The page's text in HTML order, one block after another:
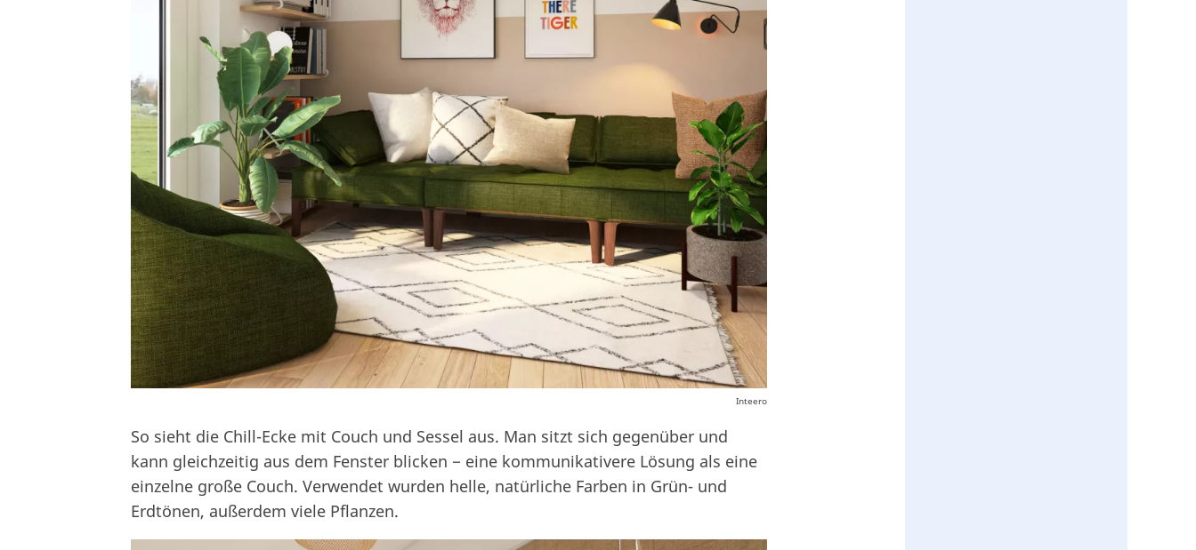
Inteero
So sieht die Chill-Ecke mit Couch und Sessel aus. Man sitzt sich gegenüber und
kann gleichzeitig aus dem Fenster blicken − eine kommunikativere Lösung als eine
einzelne große Couch. Verwendet wurden helle, natürliche Farben in Grün- und
Erdtönen, außerdem viele Pflanzen.